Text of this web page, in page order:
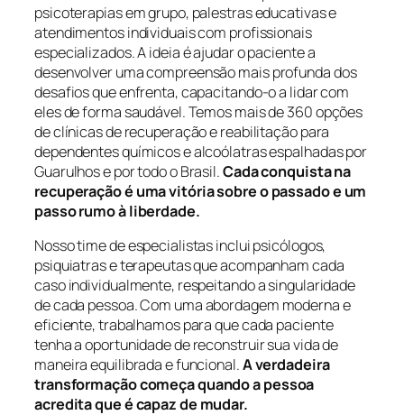
psicoterapias em grupo, palestras educativas e
atendimentos individuais com profissionais
especializados. A ideia é ajudar o paciente a
desenvolver uma compreensão mais profunda dos
desafios que enfrenta, capacitando-o a lidar com
eles de forma saudável. Temos mais de 360 opções
de clínicas de recuperação e reabilitação para
dependentes químicos e alcoólatras espalhadas por
Guarulhos e por todo o Brasil.Cada conquista na
recuperação é uma vitória sobre o passado e um
passo rumo à liberdade.
Nosso time de especialistas inclui psicólogos,
psiquiatras e terapeutas que acompanham cada
caso individualmente, respeitando a singularidade
de cada pessoa. Com uma abordagem moderna e
eficiente, trabalhamos para que cada paciente
tenha a oportunidade de reconstruir sua vida de
maneira equilibrada e funcional.A verdadeira
transformação começa quando a pessoa
acredita que é capaz de mudar.